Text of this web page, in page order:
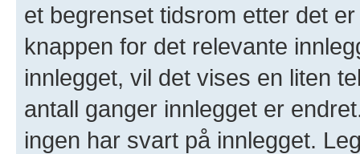
et begrenset tidsrom etter det
knappen for det relevante
innlegget, vil det vises en liten
antall ganger innlegget er
ingen har svart på innlegget.